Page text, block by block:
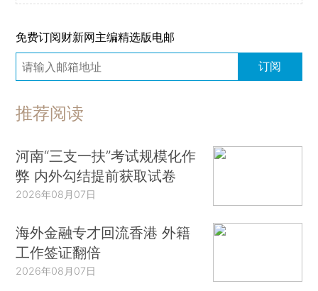
免费订阅财新网主编精选版电邮
订阅
推荐阅读
河南“三支一扶”考试规模化作
弊 内外勾结提前获取试卷
2026年08月07日
海外金融专才回流香港 外籍
工作签证翻倍
2026年08月07日